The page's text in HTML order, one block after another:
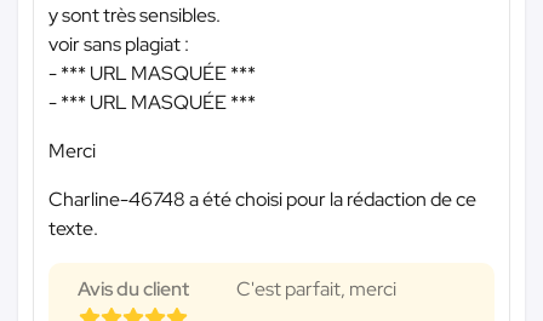
y sont très sensibles.
voir sans plagiat :
-*** URL MASQUÉE ***
-*** URL MASQUÉE ***
Merci
Charline-46748 a été choisi pour la rédaction de ce
texte.
Avis du client C'est parfait, merci